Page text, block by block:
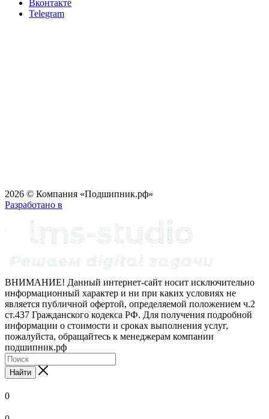
Вконтакте
Telegram
2026 © Компания «Подшипник.рф»
Разработано в
ВНИМАНИЕ! Данный интернет-сайт носит исключительно
информационный характер и ни при каких условиях не
является публичной офертой, определяемой положением ч.2
ст.437 Гражданского кодекса РФ. Для получения подробной
информации о стоимости и сроках выполнения услуг,
пожалуйста, обращайтесь к менеджерам компании
подшипник.рф
Найти
0